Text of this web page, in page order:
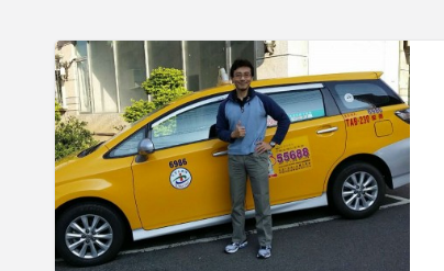
旅
遊
0913567988.
機
場
接
送.
環
台
灣
包
車
旅
遊
機
場